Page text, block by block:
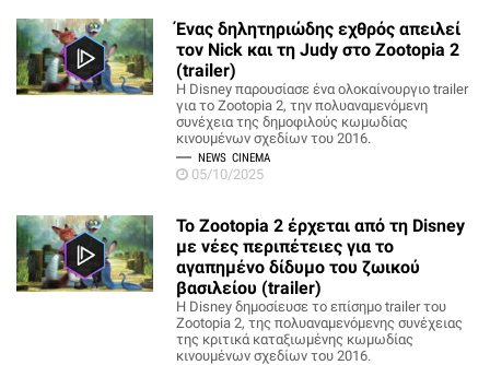
Ένας δηλητηριώδης εχθρός απειλεί
τον Nick και τη Judy στο Zootopia 2
(trailer)
Η Disney παρουσίασε ένα ολοκαίνουργιο trailer
για το Zootopia 2, την πολυαναμενόμενη
συνέχεια της δημοφιλούς κωμωδίας
κινουμένων σχεδίων του 2016.
NEWS CINEMA
05/10/2025
Το Zootopia 2 έρχεται από τη Disney
με νέες περιπέτειες για το
αγαπημένο δίδυμο του ζωικού
βασιλείου (trailer)
Η Disney δημοσίευσε το επίσημο trailer του
Zootopia 2, της πολυαναμενόμενης συνέχειας
της κριτικά καταξιωμένης κωμωδίας
κινουμένων σχεδίων του 2016.